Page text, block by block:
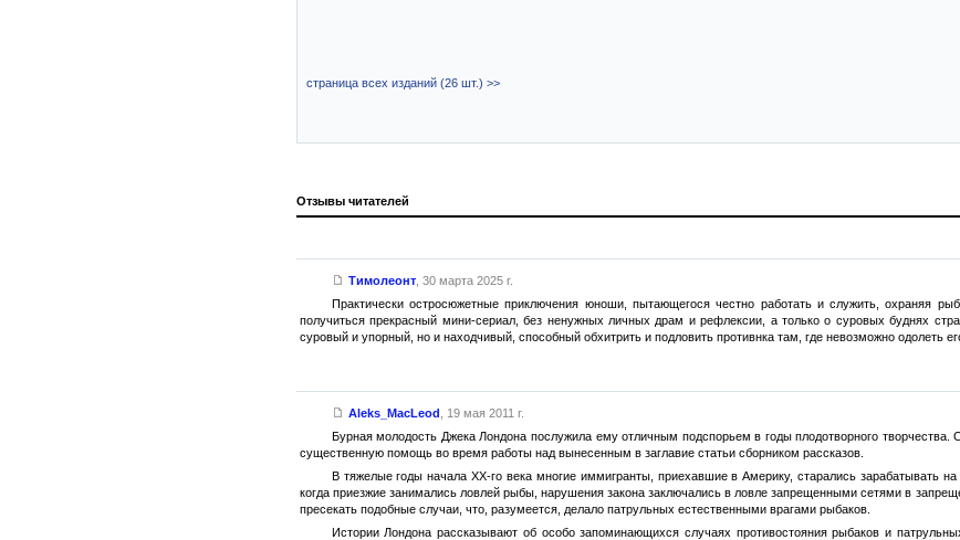
страница всех изданий (26 шт.) >>
Отзывы читателей
Тимолеонт, 30 марта 2025 г.
Практически остросюжетные приключения юноши, пытающегося честно работать и служить, охраняя
получиться прекрасный мини-сериал, без ненужных личных драм и рефлексии, а только о суровых буднях
суровый и упорный, но и находчивый, способный обхитрить и подловить противнка там, где невозможно одолеть
Aleks_MacLeod
19 мая 2011 г.
Бурная молодость Джека Лондона послужила ему отличным подспорьем в годы плодотворного
существенную помощь во время работы над вынесенным в заглавие статьи сборником рассказов.
В тяжелые годы начала XX-го века многие иммигранты, приехавшие в Америку, старались зарабатывать
когда приезжие занимались ловлей рыбы, нарушения закона заключались в ловле запрещенными сетями в
пресекать подобные случаи, что, разумеется, делало патрульных естественными врагами рыбаков.
Истории Лондона рассказывают об особо запоминающихся случаях противостояния рыбаков и